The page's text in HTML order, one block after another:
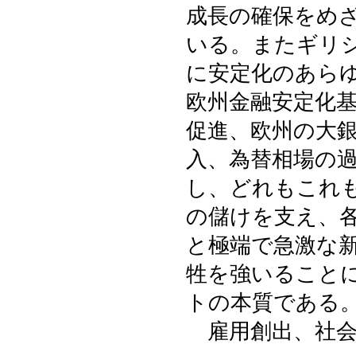
成長の確保をめ
いる。またギリ
に安定化のあら
欧州金融安定化
促進、欧州の大
入、為替相場の
し、どれもこれ
の儲けを支え、
と極端で急激な
牲を強いること
トの本質である
雇用創出、社